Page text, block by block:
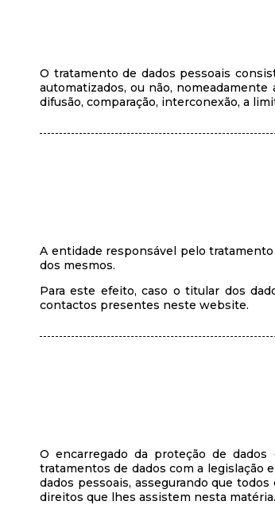
O tratamento de dados pessoais
automatizados, ou não, nomeadamente
difusão, comparação, interconexão, a
A entidade responsável pelo
dos mesmos.
Para este efeito, caso o titular dos
contactos presentes neste website.
O encarregado da proteção de
tratamentos de dados com a legislação
dados pessoais, assegurando que
direitos que lhes assistem nesta matéria.